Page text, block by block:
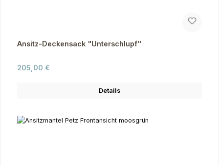
Ansitz-Deckensack "Unterschlupf"
Regulärer Preis:
205,00 €
Details